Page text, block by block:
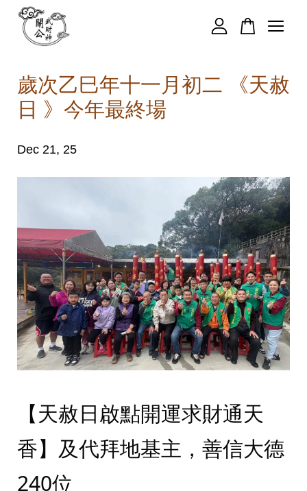
歲次乙巳年十一月初二 《天赦
日 》今年最終場
Dec 21, 25
【天赦日啟點開運求財通天
香】及代拜地基主，善信大德
240位
繼續購物